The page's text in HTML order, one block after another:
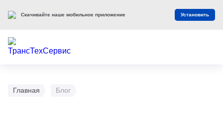
Главная Блог
Скачивайте наше мобильное приложение Установить